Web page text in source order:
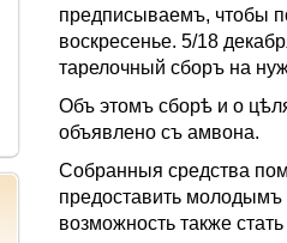
предписываемъ, чтобы
воскресенье. 5/18
тарелочный сборъ на
Объ этомъ сборѣ и о
объявлено съ амвона.
Собранныя средства
предоставить
возможность также